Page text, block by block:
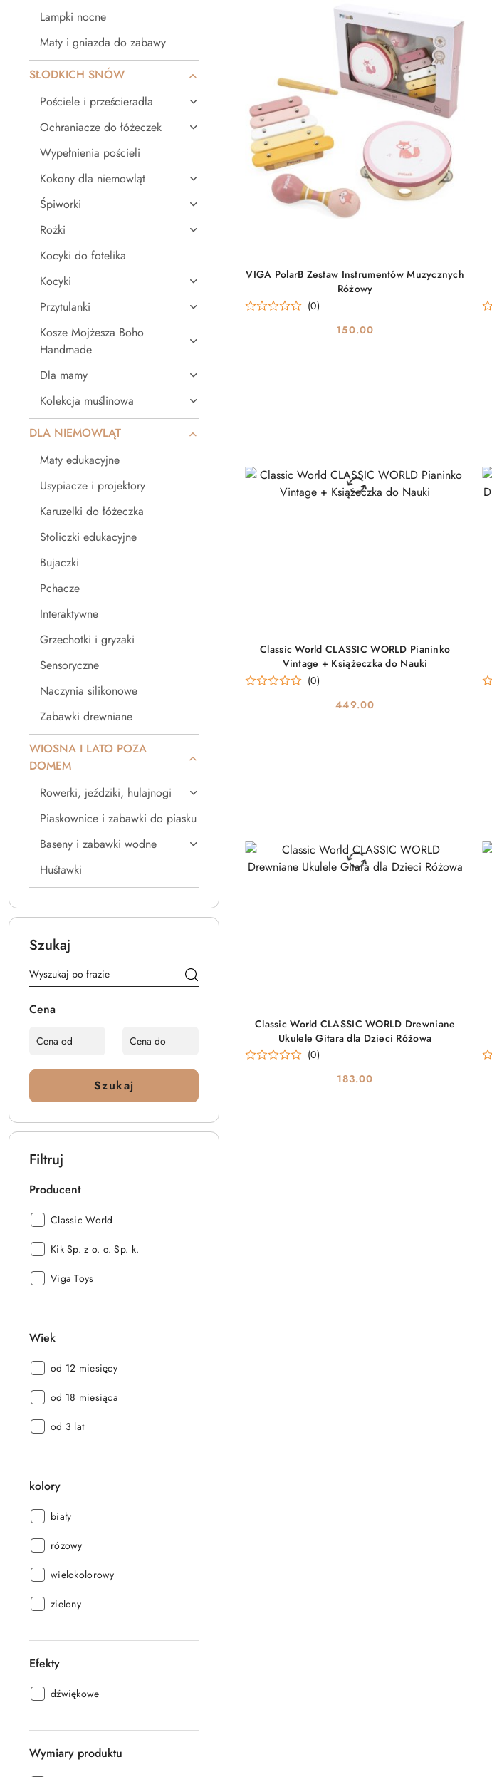
Lampki nocne
Maty i gniazda do zabawy
SŁODKICH SNÓW
Pościele i prześcieradła
Ochraniacze do łóżeczek
Wypełnienia pościeli
Kokony dla niemowląt
Śpiworki
Rożki
Kocyki do fotelika
Kocyki
Przytulanki
Kosze Mojżesza Boho
Handmade
Dla mamy
Kolekcja muślinowa
DLA NIEMOWLĄT
Maty edukacyjne
Usypiacze i projektory
Karuzelki do łóżeczka
Stoliczki edukacyjne
Bujaczki
Pchacze
Interaktywne
Grzechotki i gryzaki
Sensoryczne
Naczynia silikonowe
Zabawki drewniane
WIOSNA I LATO POZA
DOMEM
Rowerki, jeździki, hulajnogi
Piaskownice i zabawki do piasku
Baseny i zabawki wodne
Huśtawki
Szukaj
Cena
Szukaj
Filtruj
Producent
Producent:
Classic World
Producent:
Kik Sp. z o. o. Sp. k.
Producent:
Viga Toys
Wiek
Wiek:
od 12 miesięcy
Wiek:
od 18 miesiąca
Wiek:
od 3 lat
kolory
kolory:
biały
kolory:
różowy
kolory:
wielokolorowy
kolory:
zielony
Efekty
Efekty:
dźwiękowe
Wymiary produktu
VIGA PolarB Zestaw Instrumentów Muzycznych
Różowy
(0)
Cena:
150.00
DO KOSZYKA
Classic World CLASSIC WORLD Pianinko
Vintage + Książeczka do Nauki
(0)
Cena:
449.00
DO KOSZYKA
Classic World CLASSIC WORLD Drewniane
Ukulele Gitara dla Dzieci Różowa
(0)
Cena:
183.00
DO KOSZYKA